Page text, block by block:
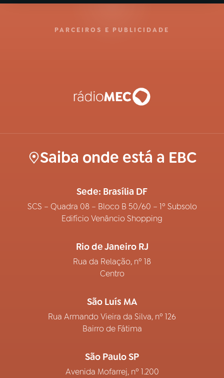
PARCEIROS E PUBLICIDADE
Saiba onde está a EBC
Sede: Brasília DF
SCS – Quadra 08 – Bloco B 50/60 – 1º Subsolo
Edifício Venâncio Shopping
Rio de Janeiro RJ
Rua da Relação, nº 18
Centro
São Luís MA
Rua Armando Vieira da Silva, nº 126
Bairro de Fátima
São Paulo SP
Avenida Mofarrej, nº 1.200